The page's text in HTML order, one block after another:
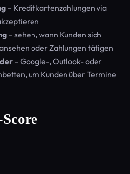
– Kreditkartenzahlungen via
– sehen, wann Kunden sich
oder Zahlungen tätigen
– Google-, Outlook- oder
um Kunden über Termine